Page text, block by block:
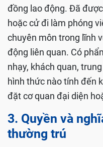
đồng lao động. Đã
hoặc cử đi làm phóng
chuyên môn trong lĩnh
động liên quan. Có
nhạy, khách quan,
hình thức nào tính đến
đặt cơ quan đại diện
3. Quyền và
thường trú